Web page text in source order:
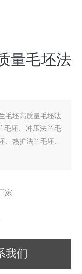
量毛坯法
毛坯高质量毛坯法
毛坯、冲压法兰毛
热扩法兰毛坯、
家
我们